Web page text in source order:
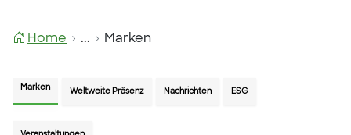
Home ... Marken
Marken Weltweite Präsenz Nachrichten ESG